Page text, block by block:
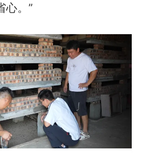
心。”